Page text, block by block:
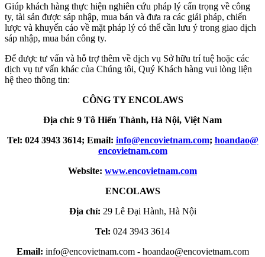
Giúp khách hàng thực hiện nghiên cứu pháp lý cẩn trọng về công
ty, tài sản được sáp nhập, mua bán và đưa ra các giải pháp, chiến
lược và khuyến cáo về mặt pháp lý có thể cần lưu ý trong giao dịch
sáp nhập, mua bán công ty.
Để được tư vấn và hỗ trợ thêm về dịch vụ Sở hữu trí tuệ hoặc các
dịch vụ tư vấn khác của Chúng tôi, Quý Khách hàng vui lòng liện
hệ theo thông tin:
CÔNG TY ENCOLAWS
Địa chỉ: 9 Tô Hiến Thành, Hà Nội, Việt Nam
Tel: 024 3943 3614; Email: info​@​encovietnam.com; hoandao​@
encovietnam.com
Website: www.encovietnam.com
ENCOLAWS
Địa chỉ: 29 Lê Đại Hành, Hà Nội
Tel: 024 3943 3614
Email: info@encovietnam.com- hoandao@encovietnam.com